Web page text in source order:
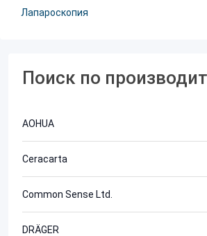
Лапароскопия
Поиск по
AOHUA
Ceracarta
Common Sense Ltd.
DRÄGER